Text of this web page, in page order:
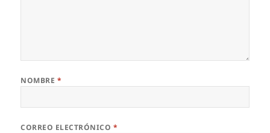
NOMBRE *
CORREO ELECTRÓNICO *